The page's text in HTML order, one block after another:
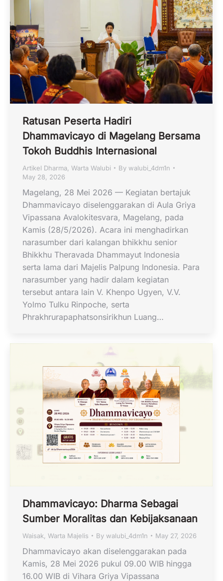
Ratusan Peserta Hadiri
Dhammavicayo di Magelang Bersama
Tokoh Buddhis Internasional
Artikel Dharma Warta Walubi By walubi_4dm1n
May 28, 2026
Magelang, 28 Mei 2026 — Kegiatan bertajuk
Dhammavicayo diselenggarakan di Aula Griya
Vipassana Avalokitesvara, Magelang, pada
Kamis (28/5/2026). Acara ini menghadirkan
narasumber dari kalangan bhikkhu senior
Bhikkhu Theravada Dhammayut Indonesia
serta lama dari Majelis Palpung Indonesia. Para
narasumber yang hadir dalam kegiatan
tersebut antara lain V. Khenpo Ugyen, V.V.
Yolmo Tulku Rinpoche, serta
Phrakhrurapaphatsonsirikhun Luang…
Dhammavicayo: Dharma Sebagai
Sumber Moralitas dan Kebijaksanaan
Waisak, Warta Majelis By walubi_4dm1n May 27, 2026
Dhammavicayo akan diselenggarakan pada
Kamis, 28 Mei 2026 pukul 09.00 WIB hingga
16.00 WIB di Vihara Griya Vipassana